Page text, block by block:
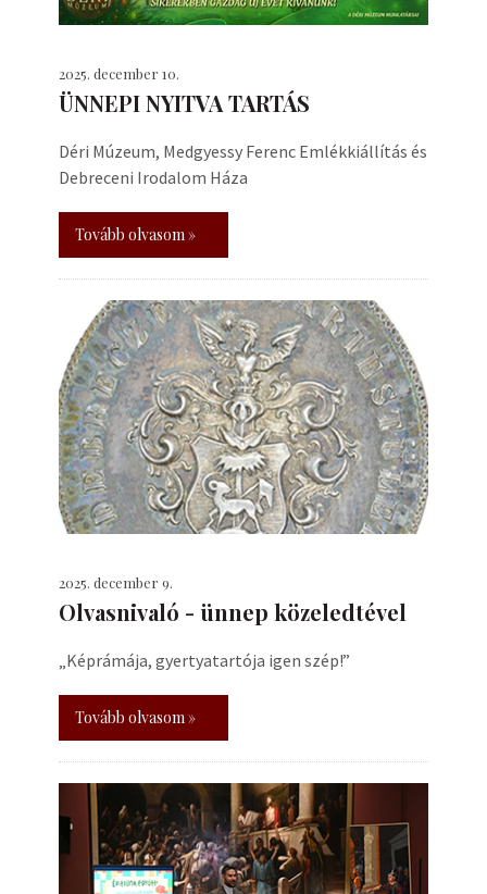
2025. december 10.
ÜNNEPI NYITVA TARTÁS
Déri Múzeum, Medgyessy Ferenc Emlékkiállítás és
Debreceni Irodalom Háza
Tovább olvasom »
2025. december 9.
Olvasnivaló - ünnep közeledtével
„Képrámája, gyertyatartója igen szép!”
Tovább olvasom »